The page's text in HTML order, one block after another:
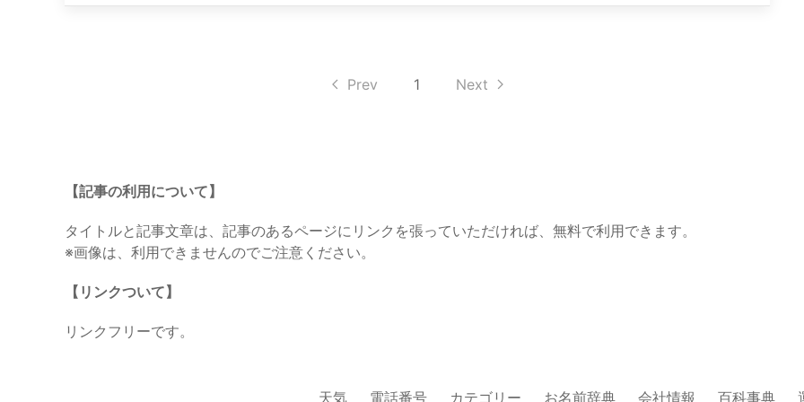
Prev 1 Next
【記事の利用について】
タイトルと記事文章は、記事のあるページにリンクを張っていただければ、無料で利用できます。
※画像は、利用できませんのでご注意ください。
【リンクついて】
リンクフリーです。
天気 電話番号 カテゴリー お名前辞典 会社情報 百科事典